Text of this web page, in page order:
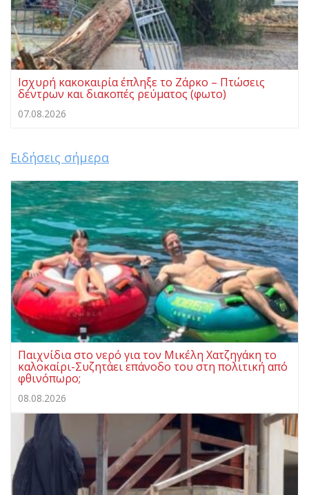
Ισχυρή κακοκαιρία έπληξε το Ζάρκο – Πτώσεις
δέντρων και διακοπές ρεύματος (φωτο)
07.08.2026
Ειδήσεις σήμερα
Παιχνίδια στο νερό για τον Μικέλη Χατζηγάκη το
καλοκαίρι-Συζητάει επάνοδο του στη πολιτική από
φθινόπωρο;
08.08.2026